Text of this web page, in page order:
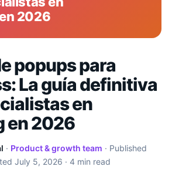
2026
popups para
La guía definitiva
en
en 2026
· Product & growth team · Published
July 5, 2026 · 4 min read